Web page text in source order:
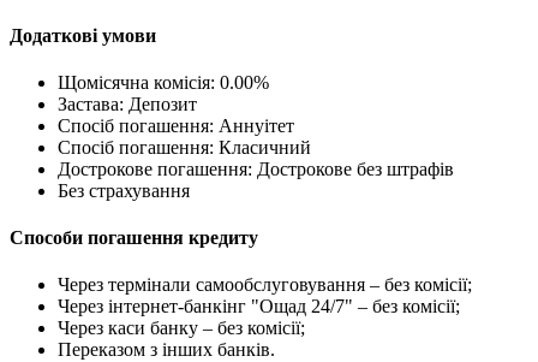
Додаткові умови
Щомісячна комісія: 0.00%
Застава: Депозит
Спосіб погашення: Aннуітет
Спосіб погашення: Класичний
Дострокове погашення: Дострокове без штрафів
Без страхування
Способи погашення кредиту
Через термінали самообслуговування – без комісії;
Через інтернет-банкінг "Ощад 24/7" – без комісії;
Через каси банку – без комісії;
Переказом з інших банків.